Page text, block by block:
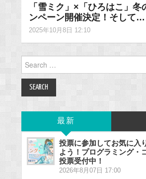
「雪ミク」×「ひろはこ」冬
ンペーン開催決定！そして…
2025年10月8日 12:10
Search
for:
最新
投票に参加してお気に入
よう！プログラミング・
投票受付中！
2026年8月07日 17:00